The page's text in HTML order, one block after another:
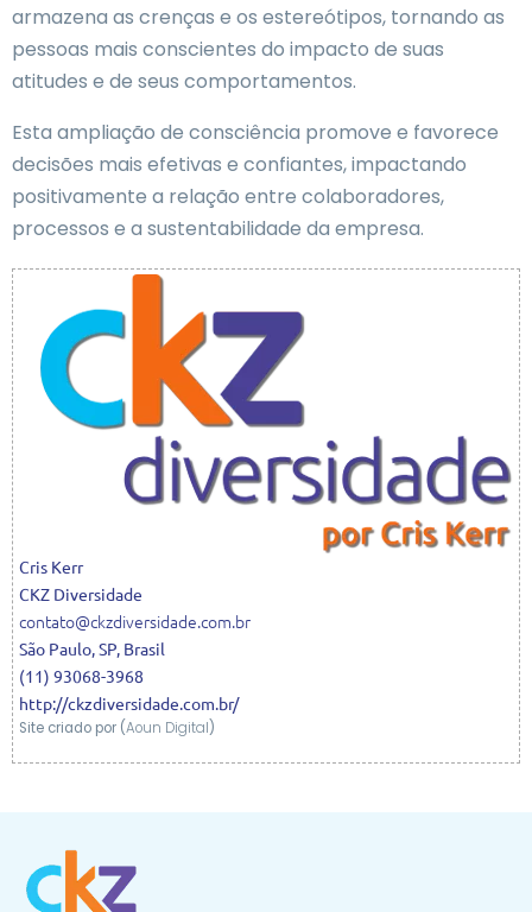
armazena as crenças e os estereótipos, tornando as
pessoas mais conscientes do impacto de suas
atitudes e de seus comportamentos.
Esta ampliação de consciência promove e favorece
decisões mais efetivas e confiantes, impactando
positivamente a relação entre colaboradores,
processos e a sustentabilidade da empresa.
Cris Kerr
CKZ Diversidade
contato@ckzdiversidade.com.br
São Paulo,SP, Brasil
(11) 93068-3968
http://ckzdiversidade.com.br/
Site criado por (Aoun Digital)